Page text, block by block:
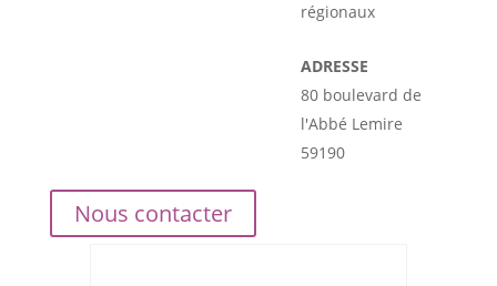
régionaux
ADRESSE
80 boulevard de
l'Abbé Lemire
59190
Nous contacter